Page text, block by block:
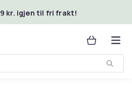
kr. igjen til fri frakt!